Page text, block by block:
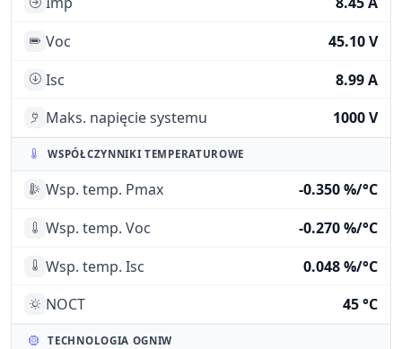
Voc
45.10 V
Isc
8.99 A
Maks. napięcie systemu
1000 V
WSPÓŁCZYNNIKI TEMPERATUROWE
Wsp. temp. Pmax
-0.350 %/°C
Wsp. temp. Voc
-0.270 %/°C
Wsp. temp. Isc
0.048 %/°C
NOCT
45 °C
TECHNOLOGIA OGNIW